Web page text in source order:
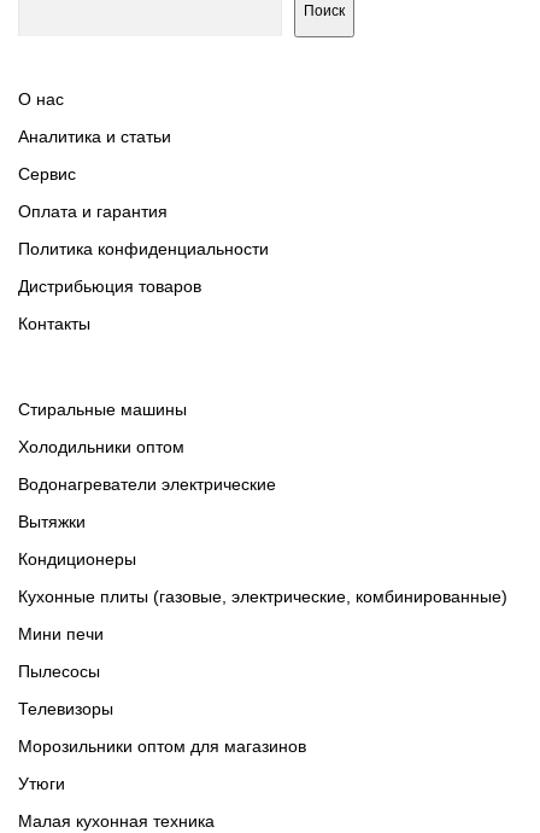
Поиск
О нас
Аналитика и статьи
Сервис
Оплата и гарантия
Политика конфиденциальности
Дистрибьюция товаров
Контакты
Cтиральные машины
Холодильники оптом
Водонагреватели электрические
Вытяжки
Кондиционеры
Кухонные плиты (газовые, электрические, комбинированные)
Мини печи
Пылесосы
Телевизоры
Морозильники оптом для магазинов
Утюги
Малая кухонная техника